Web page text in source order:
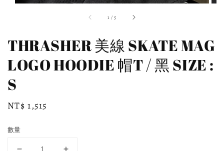
1 /5
THRASHER 美線 SKATE MAG
LOGO HOODIE 帽T / 黑 SIZE :
S
Regular
NT$ 1,515
數量